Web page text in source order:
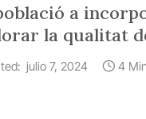
a
la qualitat
julio 7, 2024 4